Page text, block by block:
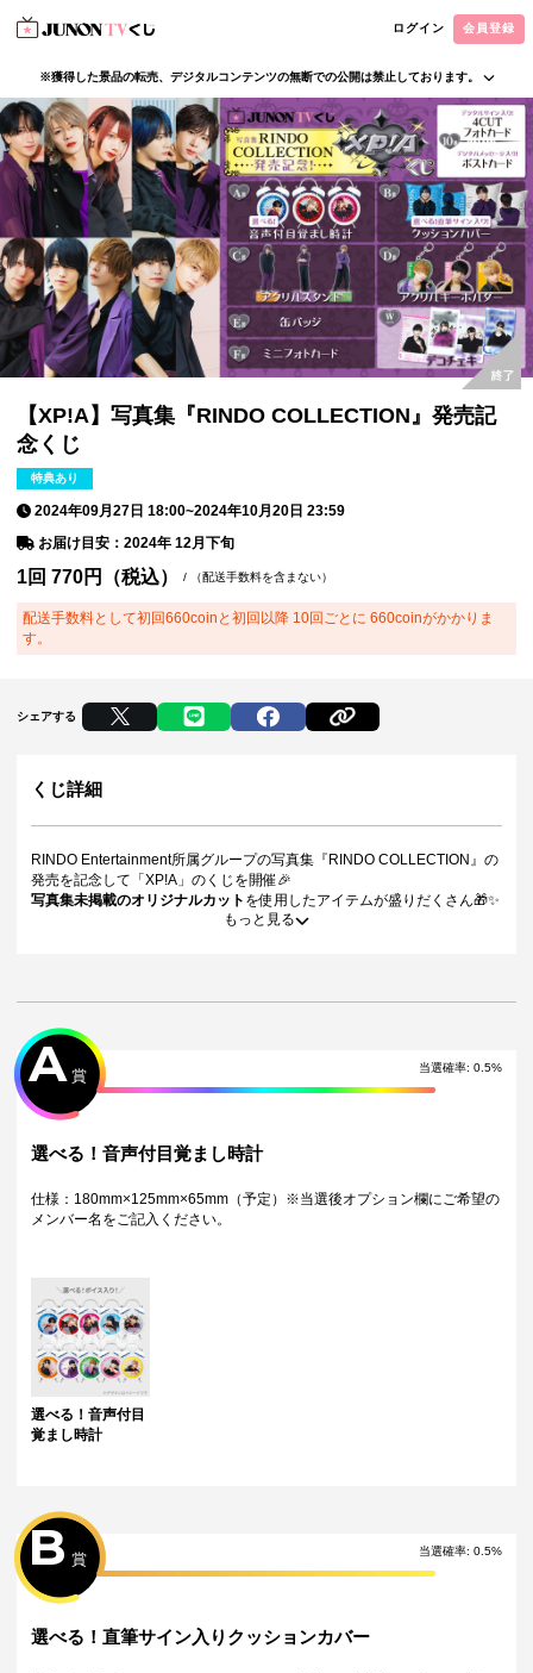
ログイン 会員登録
※獲得した景品の転売、デジタルコンテンツの無断での公開は禁止しております。
・本サービスで獲得された景品をオークション等へ出品する行為、その他営利目的での転売行
為は禁止しております。
・本サービスで獲得された動画･画像･ボイス等のデジタルコンテンツは、出品者が著作権を有
しております。無断でのSNS等での公開、譲渡、その他著作権を侵害する行為は禁止しており
ます。
・当選権利は当選者ご本人のみ有効となります。当選権利の譲渡、オークション等への出品、
その他営利目的での転売は禁止しております。
【XP!A】写真集『RINDO COLLECTION』発売記
念くじ
特典あり
2024年09月27日 18:00~2024年10月20日 23:59
お届け目安：2024年 12月下旬
1回770円（税込）/ （配送手数料を含まない）
配送手数料として初回660coinと初回以降 10回ごとに 660coinがかかりま
す。
シェアする
くじ詳細
RINDO Entertainment所属グループの写真集『RINDO COLLECTION』の
発売を記念して「XP!A」のくじを開催🎉
写真集未掲載のオリジナルカット を使用したアイテムが盛りだくさん🎁✨
販売期間中は、いつでもどなたでもご利用いただけます🥰
す。
※単発（1回ボタン）を10回引いた方は対象外です。
※10連ボタン以外にて引いた場合、10連特典は対象外となります。
＜Wチャンス賞＞
10連くじを引いた方の中から抽選10名様に『直筆サイン入りチェキ』を
応募メンバーが指定できるため『オプション欄』に必ず「メンバー名
※10連1回につき、抽選対象1口
※Wチャンス賞の当選者発表は、発送をもって代えさせていただきます。
※Wチャンス賞の景品は場合によっては返品・交換はいたしかねますこ
と、ご了承いただけますと幸いでございます。
注意事項
・景品デザインはイメージです。状況によりデザインが変更となる可能
性がございます。
・くじご利用後のお客様都合での景品のキャンセル・返品・交換はいた
しかねます。
止しております。
・獲得した動画･画像･ボイス等のデジタルコンテンツは、出品者が著作
権を有します。 SNS等での公開、譲渡、その他著作権を侵害する行為は
禁止しております。
・運営様の都合により、一部サイン入り景品がご用意ができなくなる場
合がございます。その場合、別のサイン入り景品に変更させていただく
可能性がございます。（該当者には別途メールにてご連絡させていただ
もっと見る
当選確率: 0.5%
A 賞
選べる！音声付目覚まし時計
仕様：180mm×125mm×65mm（予定）※当選後オプション欄にご希望の
メンバー名をご記入ください。
選べる！音声付目
覚まし時計
当選確率: 0.5%
B 賞
選べる！直筆サイン入りクッションカバー